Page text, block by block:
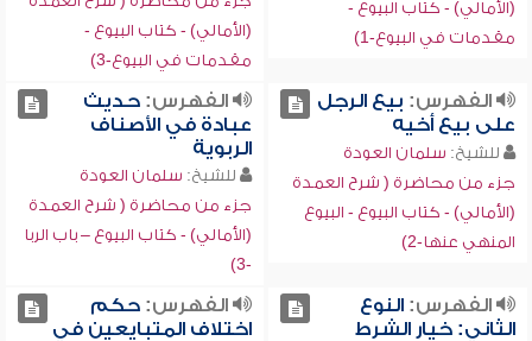
(الأمالي) - كتاب البيوع -
مقدمات في البيوع-1)
(الأمالي) - كتاب البيوع -
مقدمات في البيوع-3)
الفهرس: بيع الرجل
على بيع أخيه
للشيخ: سلمان العودة
جزء من محاضرة ( شرح العمدة
(الأمالي) - كتاب البيوع - البيوع
المنهي عنها-2)
الفهرس:حديث
عبادة في الأصناف
الربوية
للشيخ: سلمان العودة
جزء من محاضرة ( شرح العمدة
(الأمالي) - كتاب البيوع – باب الربا
-3)
الفهرس:النوع
الثاني: خيار الشرط
الفهرس:حكم
اختلاف المتبايعين في